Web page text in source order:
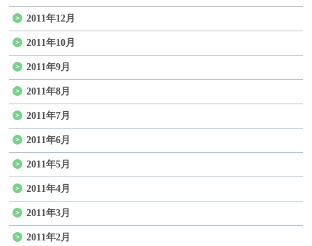
2011年12月
2011年10月
2011年9月
2011年8月
2011年7月
2011年6月
2011年5月
2011年4月
2011年3月
2011年2月